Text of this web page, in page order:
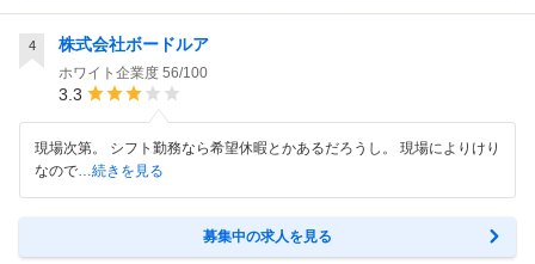
4 株式会社ボードルア
ホワイト企業度 56/100
3.3
現場次第。 シフト勤務なら希望休暇とかあるだろうし。 現場によりけり
なので …続きを見る
募集中の求人を見る